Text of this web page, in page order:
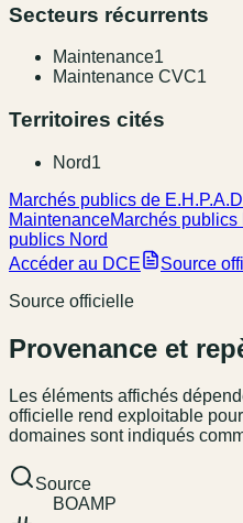
Secteurs récurrents
Maintenance1
Maintenance CVC1
Territoires cités
Nord1
Marchés publics de
MaintenanceMarchés
publics Nord
Accéder au DCE
Source
Source officielle
Provenance et
Les éléments affichés
officielle rend exploitable
domaines sont indiqués
Source
BOAMP